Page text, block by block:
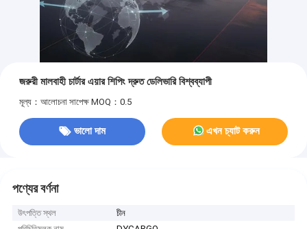
জরুরী মালবাহী চার্টার এয়ার শিপিং দ্রুত ডেলিভারি বিশ্বব্যাপী
মূল্য：আলোচনা সাপেক্ষ MOQ：0.5
ভালো দাম এখন চ্যাট করুন
পণ্যের বর্ণনা
উৎপত্তি স্থল
চীন